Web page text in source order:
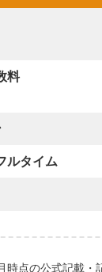
料
ルタイム
点の公式記載・